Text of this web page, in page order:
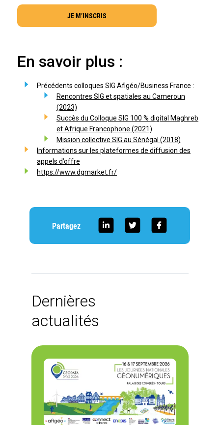
JE M’INSCRIS
En savoir plus :
Précédents colloques SIG Afigéo/Business France :
Rencontres SIG et spatiales au Cameroun
(2023)
Succès du Colloque SIG 100 % digital Maghreb
et Afrique Francophone (2021)
Mission collective SIG au Sénégal (2018)
Informations sur les plateformes de diffusion des
appels d’offre
https://www.dgmarket.fr/
Partagez
Dernières
actualités